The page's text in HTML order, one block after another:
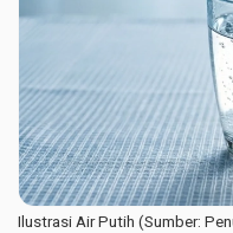
Ilustrasi Air Putih (Sumber: